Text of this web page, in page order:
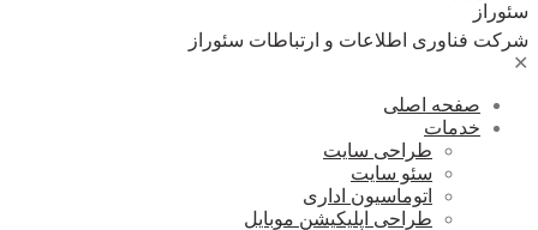
سئوراز
شرکت فناوری اطلاعات و ارتباطات سئوراز
✕
صفحه اصلی
خدمات
طراحی سایت
سئو سایت
اتوماسیون اداری
طراحی اپلیکیشن موبایل